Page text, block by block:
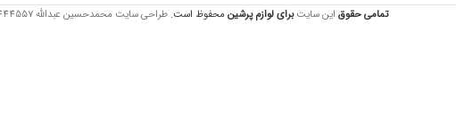
تمامی حقوق این سایتبرای لوازمپرشین محفوظ است. طراحی سایت محمدحسین عبدالله 09102444557